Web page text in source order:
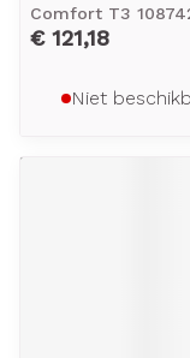
Comfort T3
€ 121,18
Niet